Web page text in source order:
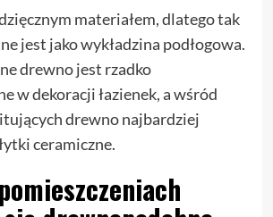
materiałem, dlatego tak
jest jako wykładzina podłogowa.
drewno jest rzadko
w dekoracji łazienek, a wśród
drewno najbardziej
ceramiczne.